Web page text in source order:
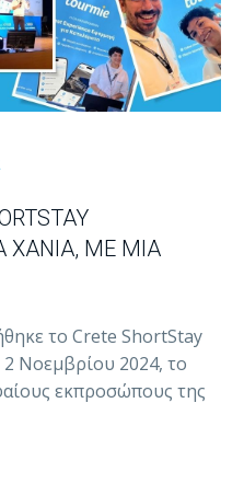
ΧΑΝΙΆ, ΜΕ ΜΊΑ
το Crete ShortStay
2 Νοεμβρίου 2024, το
εκπροσώπους της